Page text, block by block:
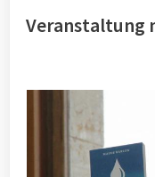
Veranstaltung